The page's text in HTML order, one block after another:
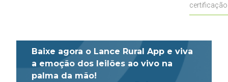
Baixe agora o Lance Rural App e viva
a emoção dos leilões ao vivo na
palma da mão!